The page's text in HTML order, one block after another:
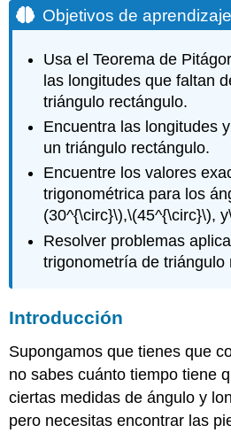
de
aprendizaje
Uso
del
Teorema
de
Pitágoras
en
Problemas
de
Trigonometría
Ejemplo
Ejercicio
Solución
triángulos
rectos
Ejemplo
Ejemplo
Objetivos de aprendizaje
Usa el Teorema de
las longitudes que faltan
triángulo rectángulo.
Encuentra las longitudes
un triángulo rectángulo.
Encuentre los valores
trigonométrica para los
(30^{\circ}\),\(45^{\circ}\), y
Resolver problemas
trigonometría de triángulo
Introducción
Supongamos que tienes que
no sabes cuánto tiempo tiene
ciertas medidas de ángulo y
pero necesitas encontrar las